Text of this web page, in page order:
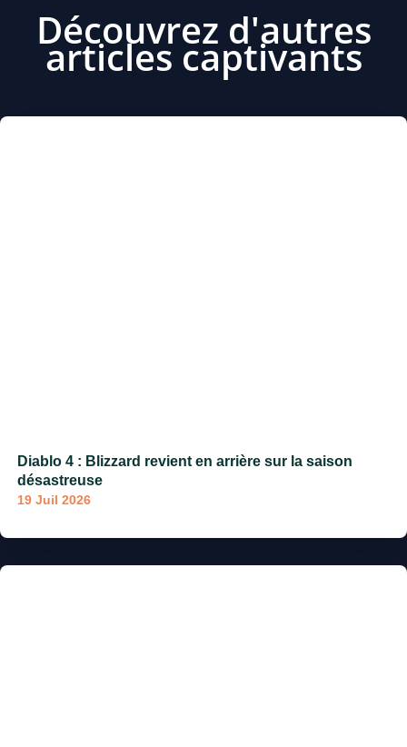
Découvrez d'autres
articles captivants
Diablo 4 : Blizzard revient en arrière sur la saison
désastreuse
19 Juil 2026